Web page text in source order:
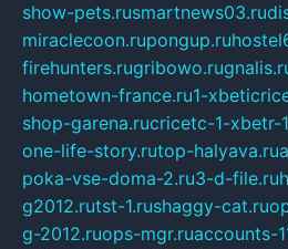
show-pets.rusmartnews03.ru
miraclecoon.rupongup.ru
firehunters.rugribowo.ru
hometown-france.ru1-
shop-garena.rucricetc-1-xbetr-
one-life-story.rutop-halyava.ru
poka-vse-doma-2.ru3-d-file.ru
g2012.rutst-1.rushaggy-cat.ru
g-2012.ruops-mgr.ruaccounts-